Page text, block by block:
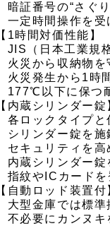
暗証番号の“さぐ
一定時間操作を受
【1時間対価性能】
JIS（日本工業規
火災から収納物を
火災発生から1時
177℃以下に保つ
【内蔵シリンダー錠
各ロックタイプと
シリンダー錠を施
セキュリティを高
内蔵シリンダー錠
指紋やICカードを
【自動ロッド装置付
大型金庫では標準
不必要にカンヌキ